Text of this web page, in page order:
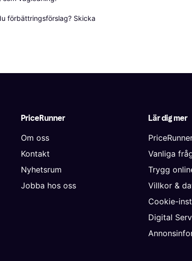
förbättringsförslag? Skicka
PriceRunner
Om oss
Kontakt
Nyhetsrum
Jobba hos oss
Lär dig mer
Vanliga
Trygg
Villkor &
Cookie-
Digital